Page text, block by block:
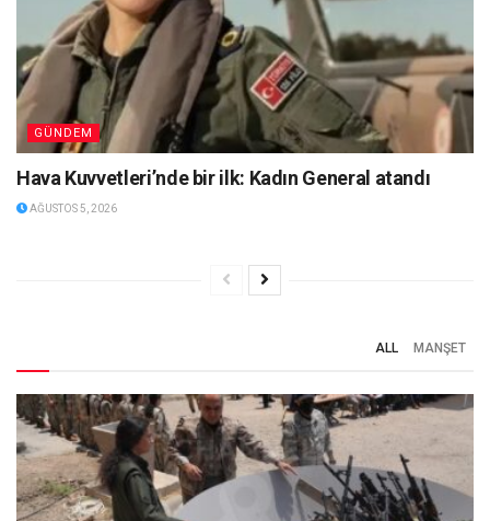
GÜNDEM
Hava Kuvvetleri’nde bir ilk: Kadın General atandı
AĞUSTOS 5, 2026
ALL MANŞET